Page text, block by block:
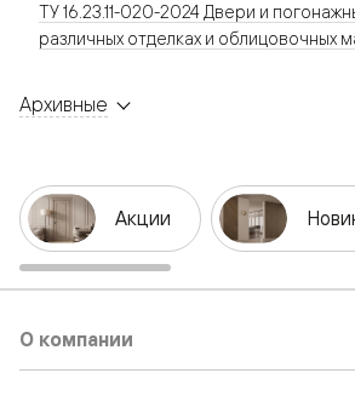
ТУ 16.23.11-020-2024 Двери и
различных отделках и облицовочных
Архивные
Акции
О компании